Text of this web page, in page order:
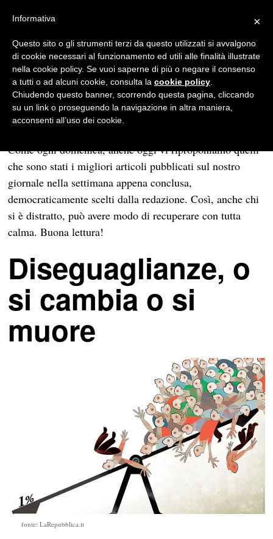
Il meglio della settimana
Il meglio della settimana
REDAZIONE
22/01/2017 1 MIN DI LETTURA
Come ogni domenica, anche oggi vi riproponiamo quelli
che sono stati i migliori articoli pubblicati sul nostro
giornale nella settimana appena conclusa,
democraticamente scelti dalla redazione. Così, anche chi
si è distratto, può avere modo di recuperare con tutta
calma. Buona lettura!
Diseguaglianze, o
si cambia o si
muore
fonte: LaRepubblica.it
×
Informativa
Questo sito o gli strumenti terzi da questo utilizzati si avvalgono
di cookie necessari al funzionamento ed utili alle finalità illustrate
nella cookie policy. Se vuoi saperne di più o negare il consenso
a tutti o ad alcuni cookie, consulta la cookie policy
Chiudendo questo banner, scorrendo questa pagina, cliccando
su un link o proseguendo la navigazione in altra maniera,
acconsenti all’uso dei cookie.